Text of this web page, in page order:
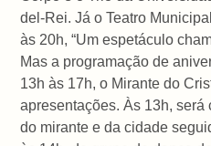
del-Rei. Já o Teatro
às 20h, “Um espetáculo
Mas a programação de
13h às 17h, o Mirante do
apresentações. Às 13h,
do mirante e da cidade